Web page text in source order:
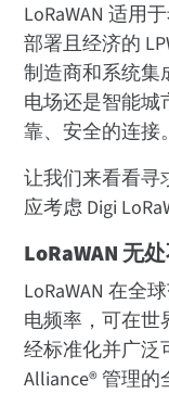
LoRaWAN 适用
部署且经济的
制造商和系统集
电场还是智能城
靠、安全的连接。
让我们来看看寻
应考虑 Digi
LoRaWAN 无
LoRaWAN 在全
电频率，可在世
经标准化并广泛
Alliance® 管理的